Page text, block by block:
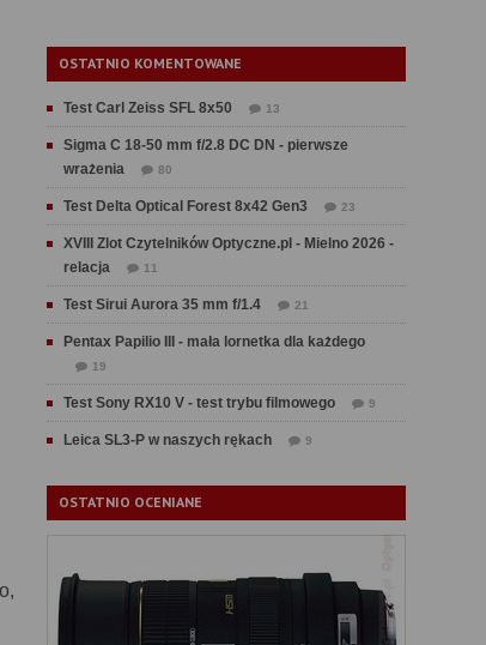
OSTATNIO KOMENTOWANE
Test Carl Zeiss SFL 8x50 13
Sigma C 18-50 mm f/2.8 DC DN - pierwsze
wrażenia
80
Test Delta Optical Forest 8x42 Gen3 23
XVIII Zlot Czytelników Optyczne.pl - Mielno 2026 -
relacja
11
Test Sirui Aurora 35 mm f/1.4 21
Pentax Papilio III - mała lornetka dla każdego
19
Test Sony RX10 V - test trybu filmowego 9
Leica SL3-P w naszych rękach 9
OSTATNIO OCENIANE